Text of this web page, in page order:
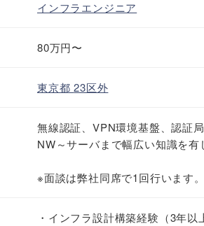
インフラエンジニア
80万円〜
東京都23区外
無線認証、VPN環境基盤、認証
NW～サーバまで幅広い知識を有
※面談は弊社同席で1回行います。
・インフラ設計構築経験（3年以